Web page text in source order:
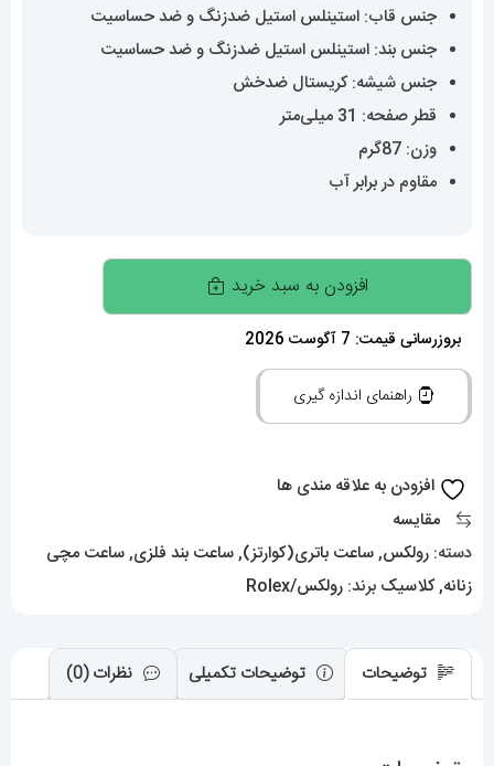
جنس قاب: استینلس استیل ضدزنگ و ضد حساسیت
جنس بند: استینلس استیل ضدزنگ و ضد حساسیت
جنس شیشه: کریستال ضدخش
قطر صفحه: 31 میلی‌متر
وزن: 87گرم
مقاوم در برابر آب
ساعت
رولکس
زنانه
مدل
استیل
قاب
5886
ROLEX
افزودن به سبد خرید
بروزرسانی قیمت: 7 آگوست 2026
راهنمای اندازه گیری
افزودن به علاقه مندی ها
مقایسه
دسته: رولکس,ساعت باتری(کوارتز),ساعت بند فلزی,ساعت مچی
زنانه,کلاسیک برند: رولکس/Rolex
توضیحات توضیحات تکمیلی نظرات (0)